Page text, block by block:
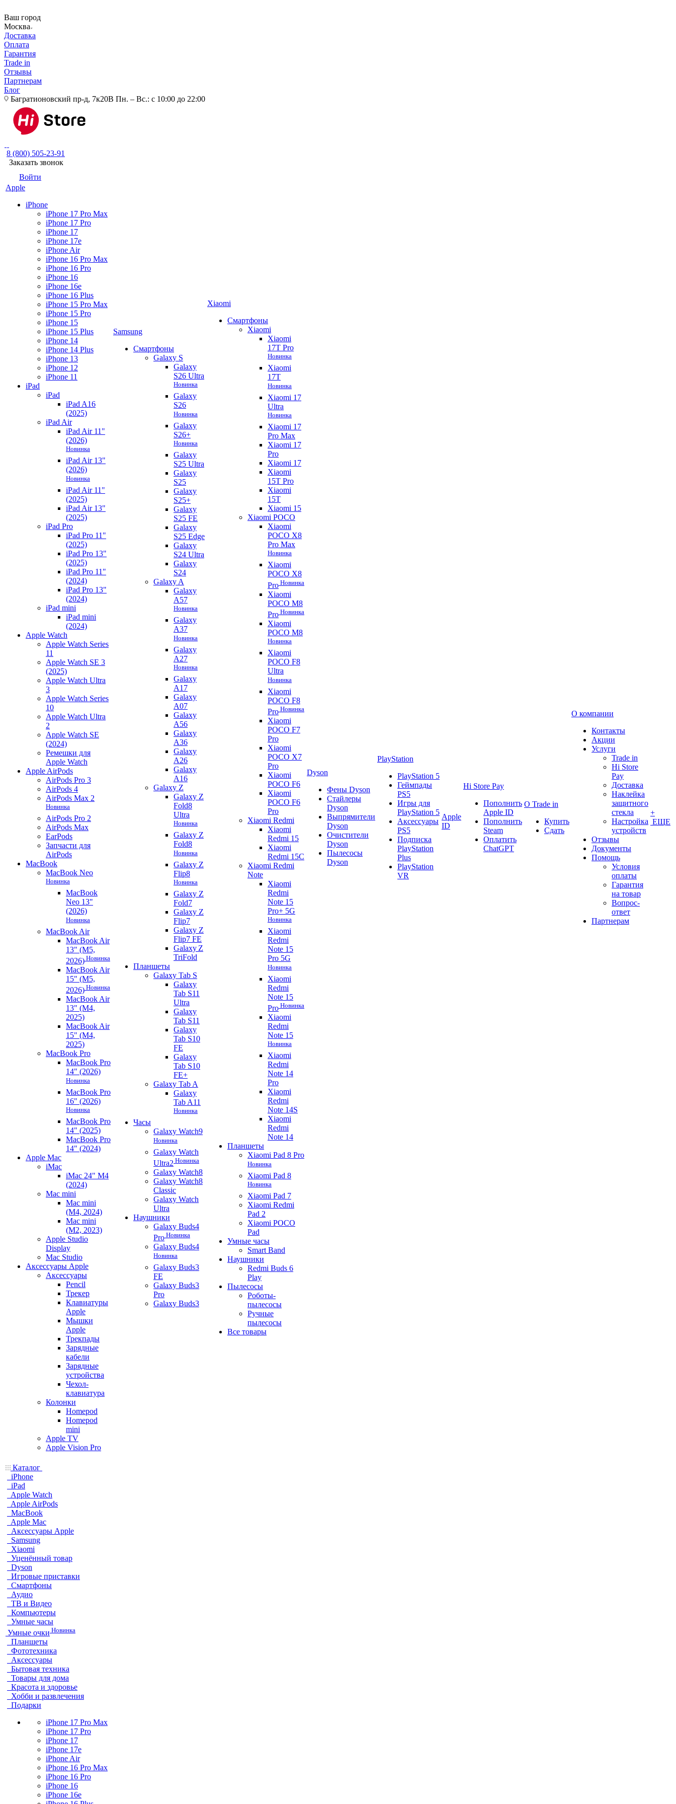
Ваш город
Москва
Доставка
Оплата
Гарантия
Trade in
Отзывы
Партнерам
Блог
Багратионовский пр-д, 7к20В Пн. – Вс.: с 10:00 до 22:00
8 (800) 505-23-91
Заказать звонок
Войти
Apple
iPhone
iPhone 17 Pro Max
iPhone 17 Pro
iPhone 17
iPhone 17e
iPhone Air
iPhone 16 Pro Max
iPhone 16 Pro
iPhone 16
iPhone 16e
iPhone 16 Plus
iPhone 15 Pro Max
iPhone 15 Pro
iPhone 15
iPhone 15 Plus
iPhone 14
iPhone 14 Plus
iPhone 13
iPhone 12
iPhone 11
iPad
iPad
iPad A16
(2025)
iPad Air
iPad Air 11"
(2026)
Новинка
iPad Air 13"
(2026)
Новинка
iPad Air 11"
(2025)
iPad Air 13"
(2025)
iPad Pro
iPad Pro 11"
(2025)
iPad Pro 13"
(2025)
iPad Pro 11"
(2024)
iPad Pro 13"
(2024)
iPad mini
iPad mini
(2024)
Apple Watch
Apple Watch Series
11
Apple Watch SE 3
(2025)
Apple Watch Ultra
3
Apple Watch Series
10
Apple Watch Ultra
2
Apple Watch SE
(2024)
Ремешки для
Apple Watch
Apple AirPods
AirPods Pro 3
AirPods 4
AirPods Max 2
Новинка
AirPods Pro 2
AirPods Max
EarPods
Запчасти для
AirPods
MacBook
MacBook Neo
Новинка
MacBook
Neo 13"
(2026)
Новинка
MacBook Air
MacBook Air
13" (M5,
2026) Новинка
MacBook Air
15" (M5,
2026) Новинка
MacBook Air
13" (M4,
2025)
MacBook Air
15" (M4,
2025)
MacBook Pro
MacBook Pro
14" (2026)
Новинка
MacBook Pro
16" (2026)
Новинка
MacBook Pro
14" (2025)
MacBook Pro
14" (2024)
Apple Mac
iMac
iMac 24" M4
(2024)
Mac mini
Mac mini
(M4, 2024)
Mac mini
(M2, 2023)
Apple Studio
Display
Mac Studio
Аксессуары Apple
Аксессуары
Pencil
Трекер
Клавиатуры
Apple
Мышки
Apple
Трекпады
Зарядные
кабели
Зарядные
устройства
Чехол-
клавиатура
Колонки
Homepod
Homepod
mini
Apple TV
Apple Vision Pro
Samsung
Смартфоны
Galaxy S
Galaxy
S26 Ultra
Новинка
Galaxy
S26
Новинка
Galaxy
S26+
Новинка
Galaxy
S25 Ultra
Galaxy
S25
Galaxy
S25+
Galaxy
S25 FE
Galaxy
S25 Edge
Galaxy
S24 Ultra
Galaxy
S24
Galaxy A
Galaxy
A57
Новинка
Galaxy
A37
Новинка
Galaxy
A27
Новинка
Galaxy
A17
Galaxy
A07
Galaxy
A56
Galaxy
A36
Galaxy
A26
Galaxy
A16
Galaxy Z
Galaxy Z
Fold8
Ultra
Новинка
Galaxy Z
Fold8
Новинка
Galaxy Z
Flip8
Новинка
Galaxy Z
Fold7
Galaxy Z
Flip7
Galaxy Z
Flip7 FE
Galaxy Z
TriFold
Планшеты
Galaxy Tab S
Galaxy
Tab S11
Ultra
Galaxy
Tab S11
Galaxy
Tab S10
FE
Galaxy
Tab S10
FE+
Galaxy Tab A
Galaxy
Tab A11
Новинка
Часы
Galaxy Watch9
Новинка
Galaxy Watch
Ultra2 Новинка
Galaxy Watch8
Galaxy Watch8
Classic
Galaxy Watch
Ultra
Наушники
Galaxy Buds4
Pro Новинка
Galaxy Buds4
Новинка
Galaxy Buds3
FE
Galaxy Buds3
Pro
Galaxy Buds3
Xiaomi
Смартфоны
Xiaomi
Xiaomi
17T Pro
Новинка
Xiaomi
17T
Новинка
Xiaomi 17
Ultra
Новинка
Xiaomi 17
Pro Max
Xiaomi 17
Pro
Xiaomi 17
Xiaomi
15T Pro
Xiaomi
15T
Xiaomi 15
Xiaomi POCO
Xiaomi
POCO X8
Pro Max
Новинка
Xiaomi
POCO X8
Pro Новинка
Xiaomi
POCO M8
Pro Новинка
Xiaomi
POCO M8
Новинка
Xiaomi
POCO F8
Ultra
Новинка
Xiaomi
POCO F8
Pro Новинка
Xiaomi
POCO F7
Pro
Xiaomi
POCO X7
Pro
Xiaomi
POCO F6
Xiaomi
POCO F6
Pro
Xiaomi Redmi
Xiaomi
Redmi 15
Xiaomi
Redmi 15C
Xiaomi Redmi
Note
Xiaomi
Redmi
Note 15
Pro+ 5G
Новинка
Xiaomi
Redmi
Note 15
Pro 5G
Новинка
Xiaomi
Redmi
Note 15
Pro Новинка
Xiaomi
Redmi
Note 15
Новинка
Xiaomi
Redmi
Note 14
Pro
Xiaomi
Redmi
Note 14S
Xiaomi
Redmi
Note 14
Планшеты
Xiaomi Pad 8 Pro
Новинка
Xiaomi Pad 8
Новинка
Xiaomi Pad 7
Xiaomi Redmi
Pad 2
Xiaomi POCO
Pad
Умные часы
Smart Band
Наушники
Redmi Buds 6
Play
Пылесосы
Роботы-
пылесосы
Ручные
пылесосы
Все товары
Dyson
Фены Dyson
Стайлеры
Dyson
Выпрямители
Dyson
Очистители
Dyson
Пылесосы
Dyson
PlayStation
PlayStation 5
Геймпады
PS5
Игры для
PlayStation 5
Аксессуары
PS5
Подписка
PlayStation
Plus
PlayStation
VR
Apple
ID
Hi Store Pay
Пополнить
Apple ID
Пополнить
Steam
Оплатить
ChatGPT
О Trade in
Купить
Сдать
О компании
Контакты
Акции
Услуги
Trade in
Hi Store
Pay
Доставка
Наклейка
защитного
стекла
Настройка
устройств
Отзывы
Документы
Помощь
Условия
оплаты
Гарантия
на товар
Вопрос-
ответ
Партнерам
+
ЕЩЕ
Каталог
iPhone
iPad
Apple Watch
Apple AirPods
MacBook
Apple Mac
Аксессуары Apple
Samsung
Xiaomi
Уценённый товар
Dyson
Игровые приставки
Смартфоны
Аудио
ТВ и Видео
Компьютеры
Умные часы
Умные очки Новинка
Планшеты
Фототехника
Аксессуары
Бытовая техника
Товары для дома
Красота и здоровье
Хобби и развлечения
Подарки
iPhone 17 Pro Max
iPhone 17 Pro
iPhone 17
iPhone 17e
iPhone Air
iPhone 16 Pro Max
iPhone 16 Pro
iPhone 16
iPhone 16e